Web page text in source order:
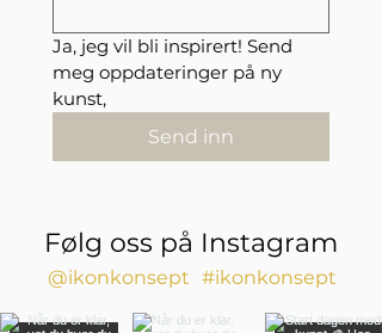
Ja, jeg vil bli inspirert! Send
meg oppdateringer på ny
kunst,
Send inn
Følg oss på Instagram
#ikonkonsept
@ikonkonsept